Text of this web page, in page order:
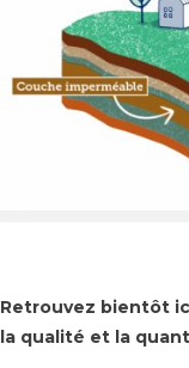
Retrouvez bientôt
la qualité et la